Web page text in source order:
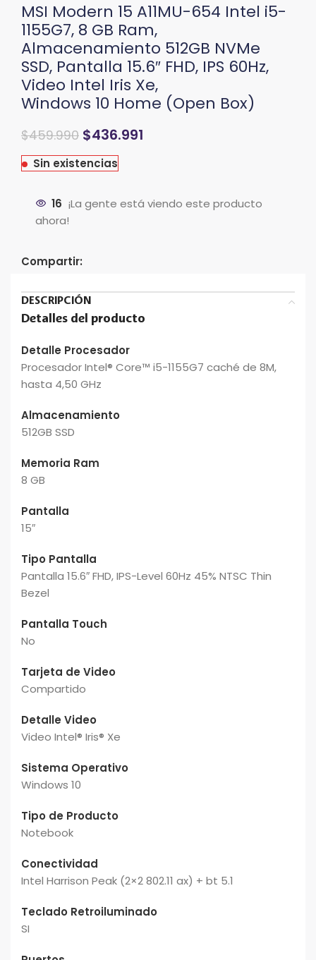
MSI Modern 15 A11MU-654 Intel i5-
1155G7, 8 GB Ram,
Almacenamiento 512GB NVMe
SSD, Pantalla 15.6″ FHD, IPS 60Hz,
Video Intel Iris Xe,
Windows 10 Home (Open Box)
El
original
$459.990El
actual
$436.991
Sin existencias
16 ¡La gente está viendo este producto
ahora!
Compartir:
DESCRIPCIÓN
Detalles del producto
Detalle Procesador
Procesador Intel® Core™ i5-1155G7 caché de 8M,
hasta 4,50 GHz
Almacenamiento
512GB SSD
Memoria Ram
8 GB
Pantalla
15″
Tipo Pantalla
Pantalla 15.6″ FHD, IPS-Level 60Hz 45% NTSC Thin
Bezel
Pantalla Touch
No
Tarjeta de Video
Compartido
Detalle Video
Video Intel® Iris® Xe
Sistema Operativo
Windows 10
Tipo de Producto
Notebook
Conectividad
Intel Harrison Peak (2×2 802.11 ax) + bt 5.1
Teclado Retroiluminado
SI